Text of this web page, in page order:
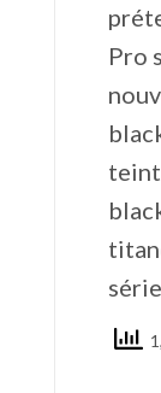
Pro‌